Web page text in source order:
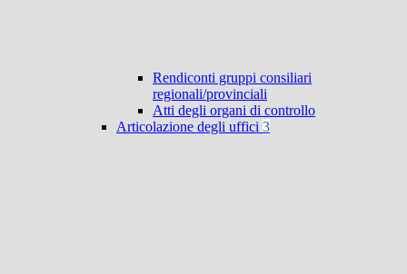
Rendiconti gruppi consiliari
regionali/provinciali
Atti degli organi di controllo
Articolazione degli uffici 3